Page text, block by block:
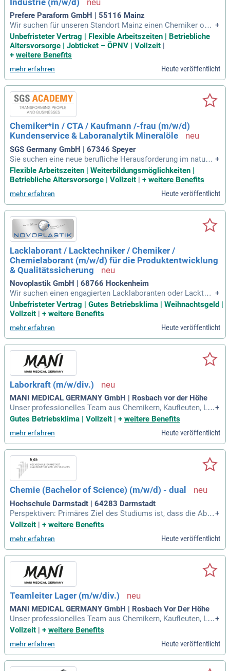
Industrie (m/w/d)
Prefere Paraform GmbH | 55116 Mainz
Wir suchen für unseren Standort Mainz einen Chemiker oder
Vertriebsingenieur (m/w/d) mit Vertriebserfahrung in der ch
emischen Industrie. Ihre Hauptaufgaben umfassen die aktiv
e Betreuung bestehender Kunden und die Identifikation neue
rstützen unsere Vertriebsstrategie durch gezielte Kundenbe
suche und Vertragsverhandlungen. Ein abgeschlossenes St
udium im chemischen oder technischen Bereich sowie meh
rjährige Vertriebserfahrung sind Voraussetzung. Sie arbeite
n eng mit internen Abteilungen wie Einkauf, Logistik und Pro
duktion zusammen. Wenn Sie interessiert sind, bewerben Si
e sich jetzt und gestalten Sie Ihre Zukunft in einem dynamis
chen Team!
+
Unbefristeter Vertrag | Flexible Arbeitszeiten | Betriebliche
Altersvorsorge | Jobticket – ÖPNV | Vollzeit
+ weitere Benefits
mehr erfahren Heute veröffentlicht
Chemiker*in / CTA / Kaufmann /-frau (m/w/d)
Kundenservice & Laboranalytik Mineralöle
SGS Germany GmbH | 67346 Speyer
Sie suchen eine neue berufliche Herausforderung im naturw
issenschaftlichen oder kaufmännischen Bereich? Eine abge
schlossene Ausbildung oder ein vergleichbares Studium ist
Voraussetzung. Idealerweise bringen Sie erste Erfahrungen i
m Labor, technischen Kundenservice oder einer ähnlichen P
osition mit. Sie haben ein Interesse an kaufmännischen Abl
äufen und eine ausgeprägte Serviceorientierung? Unsere Be
nefits umfassen flexible Arbeitszeiten, Weiterbildungsmögli
chkeiten und attraktive Gesundheitsangebote. Diversität un
d Inklusion sind wesentliche Bestandteile unserer Unterneh
menskultur, die wir aktiv fördern.
+
Flexible Arbeitszeiten | Weiterbildungsmöglichkeiten |
Betriebliche Altersvorsorge | Vollzeit | + weitere Benefits
mehr erfahren Heute veröffentlicht
Lacklaborant / Lacktechniker / Chemiker /
Chemielaborant (m/w/d) für die Produktentwicklung
& Qualitätssicherung
Novoplastik GmbH | 68766 Hockenheim
Wir suchen einen engagierten Lacklaboranten oder Lacktec
hniker (m/w/d), um unser Laborteam zu verstärken. Ihre Ha
uptaufgaben umfassen die Entwicklung und Optimierung vo
n und chemischen Prüfungen. Zudem testen Sie die Applikat
ionseigenschaften unserer Produkte auf verschiedenen Unt
ergründen und dokumentieren alle Schritte und Ergebnisse s
orgfältig. Sie arbeiten eng mit der Produktion, dem Vertrieb
und dem Technical Sales Management zusammen. Vorauss
etzungen sind eine abgeschlossene Ausbildung zum Lackla
boranten oder Lacktechniker und fundierte Kenntnisse in de
r Lacksystemformulierung. Bewerben Sie sich jetzt und trag
en Sie zur Verbesserung unserer Qualitätsstandards bei!
+
Unbefristeter Vertrag | Gutes Betriebsklima | Weihnachtsgeld |
Vollzeit | + weitere Benefits
mehr erfahren Heute veröffentlicht
Laborkraft (m/w/div.)
MANI MEDICAL GERMANY GmbH | Rosbach vor der Höhe
Unser professionelles Team aus Chemikern, Kaufleuten, La
boranten und Chemikanten steht für Qualität und Zuverlässi
ung von Dentalmaterialien. Für unsere Abteilung Produktion
suchen wir eine.
+
Gutes Betriebsklima | Vollzeit
+ weitere Benefits
mehr erfahren Heute veröffentlicht
Chemie (Bachelor of Science) (m/w/d) - dual
Hochschule Darmstadt | 64283 Darmstadt
Perspektiven: Primäres Ziel des Studiums ist, dass die Abs
olvent*innen als Chemikerinnen und Chemiker in den Forsc
Sie für das Studium einen Ausbildungsvertrag geschlossen
haben, tätig werden.
+
Vollzeit | + weitere Benefits
mehr erfahren Heute veröffentlicht
Teamleiter Lager (m/w/div.)
MANI MEDICAL GERMANY GmbH | Rosbach Vor Der Höhe
Unser professionelles Team aus Chemikern, Kaufleuten, La
boranten und Chemikanten steht für Qualität und Zuverlässi
ung von Dentalmaterialien.
+
Vollzeit | + weitere Benefits
mehr erfahren Heute veröffentlicht